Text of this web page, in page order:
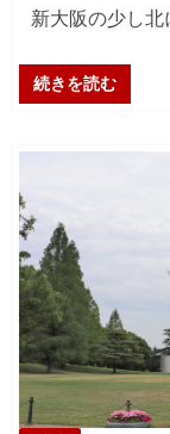
新大阪の少し
続きを読む